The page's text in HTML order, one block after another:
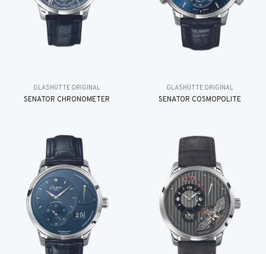
GLASHÜTTE ORIGINAL
SENATOR CHRONOMETER
GLASHÜTTE ORIGINAL
SENATOR COSMOPOLITE